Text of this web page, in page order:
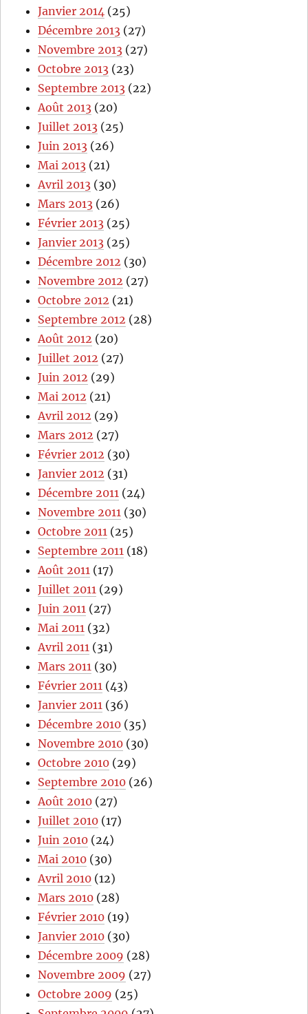
Janvier 2014 (25)
Décembre 2013 (27)
Novembre 2013 (27)
Octobre 2013 (23)
Septembre 2013 (22)
Août 2013 (20)
Juillet 2013 (25)
Juin 2013 (26)
Mai 2013 (21)
Avril 2013 (30)
Mars 2013 (26)
Février 2013 (25)
Janvier 2013 (25)
Décembre 2012 (30)
Novembre 2012 (27)
Octobre 2012 (21)
Septembre 2012 (28)
Août 2012 (20)
Juillet 2012 (27)
Juin 2012 (29)
Mai 2012 (21)
Avril 2012 (29)
Mars 2012 (27)
Février 2012 (30)
Janvier 2012 (31)
Décembre 2011 (24)
Novembre 2011 (30)
Octobre 2011 (25)
Septembre 2011 (18)
Août 2011 (17)
Juillet 2011 (29)
Juin 2011 (27)
Mai 2011 (32)
Avril 2011 (31)
Mars 2011 (30)
Février 2011 (43)
Janvier 2011 (36)
Décembre 2010 (35)
Novembre 2010 (30)
Octobre 2010 (29)
Septembre 2010 (26)
Août 2010 (27)
Juillet 2010 (17)
Juin 2010 (24)
Mai 2010 (30)
Avril 2010 (12)
Mars 2010 (28)
Février 2010 (19)
Janvier 2010 (30)
Décembre 2009 (28)
Novembre 2009 (27)
Octobre 2009 (25)